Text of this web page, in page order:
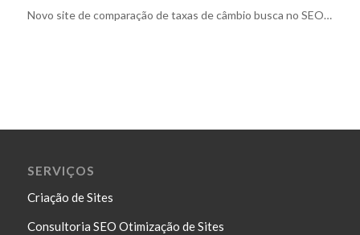
Novo site de comparação de taxas de câmbio busca no SEO…
SERVIÇOS
Criação de Sites
Consultoria SEO Otimização de Sites